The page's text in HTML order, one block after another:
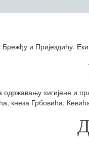
и Пријездићу.
хигијене и
кнеза Грбовића,